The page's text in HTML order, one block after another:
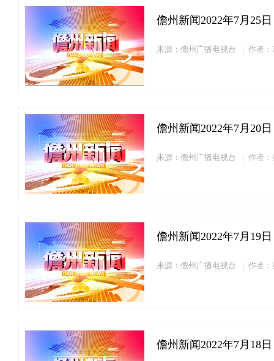
儋州新闻2022年7月25日
来源：儋州广播电视台 作者：
儋州新闻2022年7月20日
来源：儋州广播电视台 作者：
儋州新闻2022年7月19日
来源：儋州广播电视台 作者：
儋州新闻2022年7月18日